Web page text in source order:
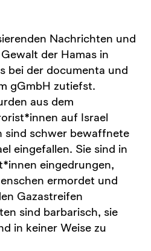
Nachrichten und
der Hamas in
bei der documenta und
gGmbH zutiefst.
aus dem
auf Israel
sind schwer bewaffnete
eingefallen. Sie sind in
eingedrungen,
ermordet und
Gazastreifen
sind barbarisch, sie
in keiner Weise zu